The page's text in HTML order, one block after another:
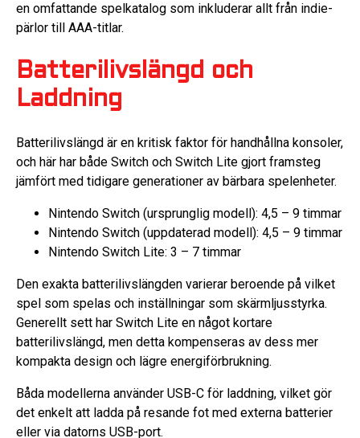
en omfattande spelkatalog som inkluderar allt från indie-
pärlor till AAA-titlar.
Batterilivslängd och
Laddning
Batterilivslängd är en kritisk faktor för handhållna konsoler,
och här har både Switch och Switch Lite gjort framsteg
jämfört med tidigare generationer av bärbara spelenheter.
Nintendo Switch (ursprunglig modell): 4,5 – 9 timmar
Nintendo Switch (uppdaterad modell): 4,5 – 9 timmar
Nintendo Switch Lite: 3 – 7 timmar
Den exakta batterilivslängden varierar beroende på vilket
spel som spelas och inställningar som skärmljusstyrka.
Generellt sett har Switch Lite en något kortare
batterilivslängd, men detta kompenseras av dess mer
kompakta design och lägre energiförbrukning.
Båda modellerna använder USB-C för laddning, vilket gör
det enkelt att ladda på resande fot med externa batterier
eller via datorns USB-port.